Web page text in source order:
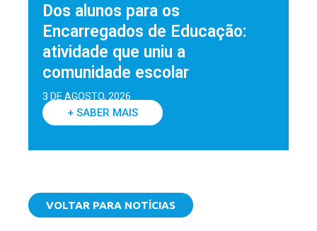
Dos alunos para os
Encarregados de Educação:
atividade que uniu a
comunidade escolar
3 DE AGOSTO, 2026
+ SABER MAIS
VOLTAR PARA NOTÍCIAS